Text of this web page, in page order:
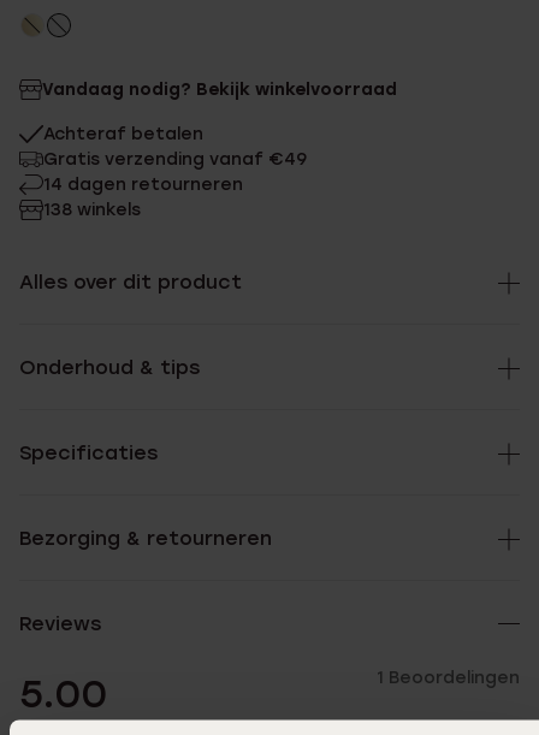
Vandaag nodig? Bekijk winkelvoorraad
Achteraf betalen
Gratis verzending vanaf €49
14 dagen retourneren
138 winkels
Alles over dit product
Onderhoud & tips
Specificaties
Bezorging & retourneren
Reviews
5.00 1 Beoordelingen